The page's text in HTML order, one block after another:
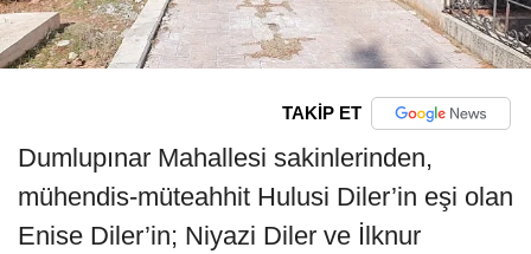
TAKİP ET
Dumlupınar Mahallesi sakinlerinden,
mühendis-müteahhit Hulusi Diler’in eşi olan
Enise Diler’in; Niyazi Diler ve İlknur